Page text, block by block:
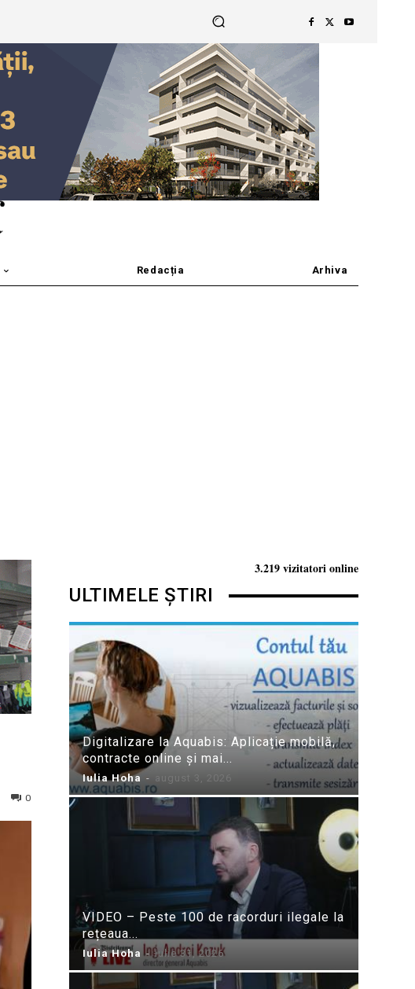
Redacția Arhiva
0
3.219 vizitatori online
ULTIMELE ȘTIRI
Digitalizare la Aquabis: Aplicație mobilă,
contracte online și mai...
Iulia Hoha - august 3, 2026
VIDEO – Peste 100 de racorduri ilegale la
rețeaua...
Iulia Hoha - iulie 31, 2026